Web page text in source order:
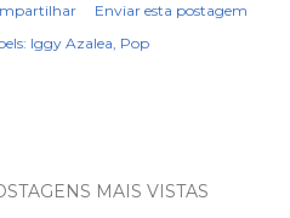
Enviar esta postagem
Iggy Azalea Pop
MAIS VISTAS